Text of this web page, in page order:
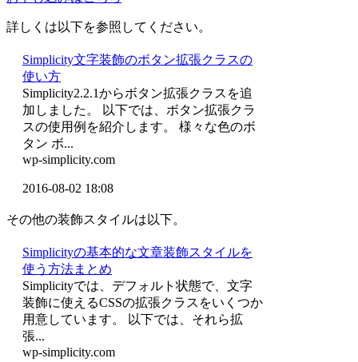
詳しくは以下を参照してください。
Simplicity文字装飾のボタン拡張クラスの
使い方
Simplicity2.2.1からボタン拡張クラスを追
加しました。 以下では、ボタン拡張クラ
スの使用例を紹介します。 様々な色のボ
タン ボ...
wp-simplicity.com
2016-08-02 18:08
その他の装飾スタイルは以下。
Simplicityの基本的な文章装飾スタイルを
使う方法まとめ
Simplicityでは、デフォルト状態で、文字
装飾に使えるCSSの拡張クラスをいくつか
用意しています。 以下では、それら拡
張...
wp-simplicity.com